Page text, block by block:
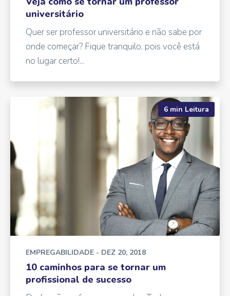
universitário
Quer ser professor universitário e não sabe por
onde começar? Fique tranquilo, pois você está
no lugar certo!...
6 min Leitura
EMPREGABILIDADE - DEZ 20, 2018
10 caminhos para se tornar um
profissional de sucesso